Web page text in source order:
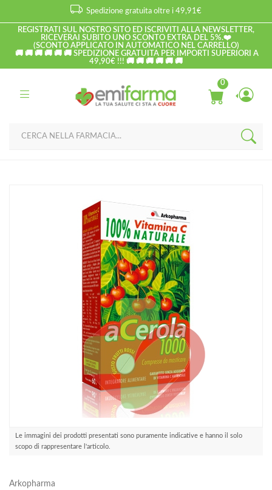
Spedizione gratuita oltre i 49,91€
REGISTRATI SUL NOSTRO SITO ED ISCRIVITI ALLA NEWSLETTER,
RICEVERAI SUBITO UNO SCONTO EXTRA DEL 5%.❤️
(SCONTO APPLICATO IN AUTOMATICO NEL CARRELLO)
🚚 🚚 🚚 🚚 🚚 🚚 SPEDIZIONE GRATUITA PER IMPORTI SUPERIORI A
49,90€ !!! 🚚 🚚 🚚 🚚 🚚 🚚
0
30 Compresse Mast
Le immagini dei prodotti presentati sono puramente indicative e hanno il solo
scopo di rappresentare l'articolo.
Arkopharma